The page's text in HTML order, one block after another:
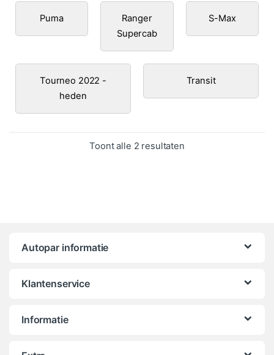
Puma
Ranger
Supercab
S-Max
Tourneo 2022 -
heden
Transit
Toont alle 2 resultatenGesorteerd op
Autopar informatie
Klantenservice
Informatie